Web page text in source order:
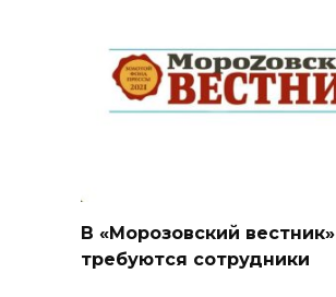
В «Морозовский вестник»
требуются сотрудники